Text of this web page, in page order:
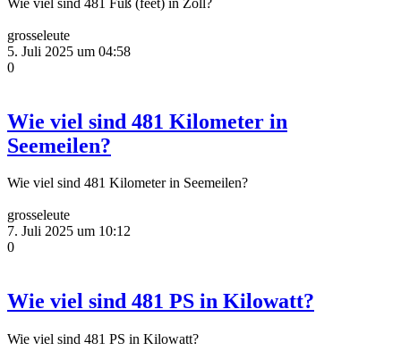
grosseleute
5. Juli 2025 um 04:58
0
Wie viel sind 481 Kilometer in
Seemeilen?
Wie viel sind 481 Kilometer in Seemeilen?
grosseleute
7. Juli 2025 um 10:12
0
Wie viel sind 481 PS in Kilowatt?
Wie viel sind 481 PS in Kilowatt?